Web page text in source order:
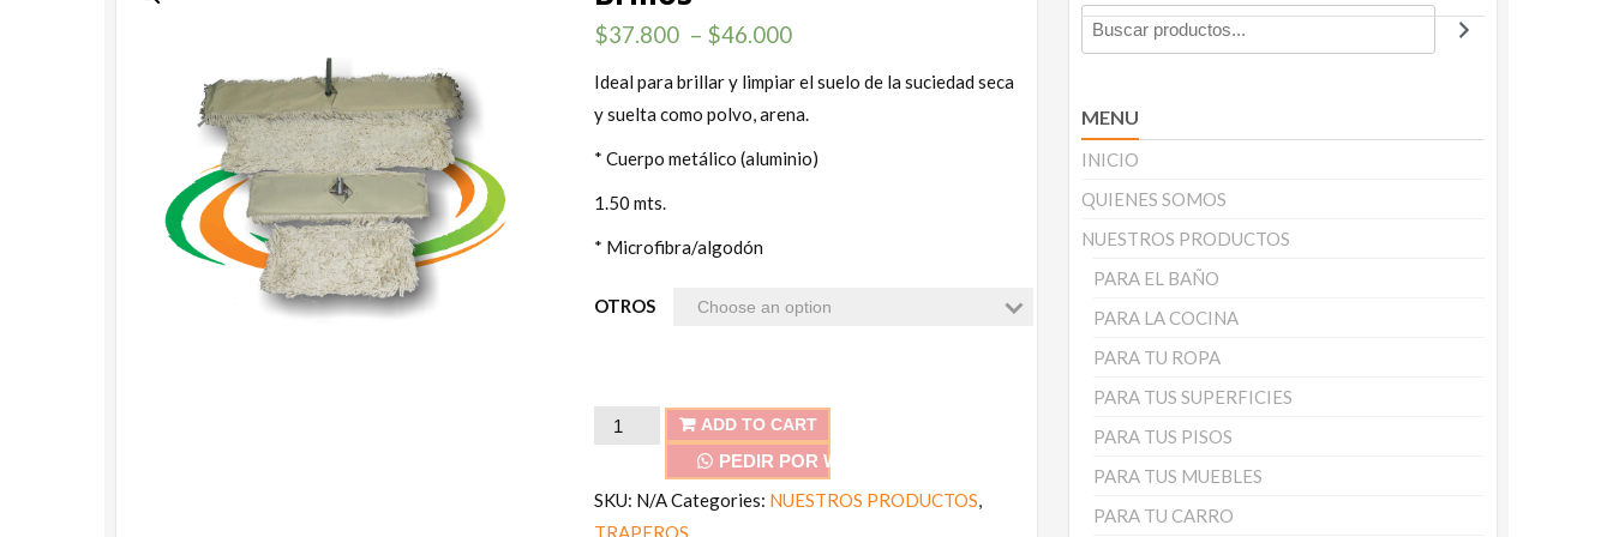
$37.800 – $46.000
Ideal para brillar y limpiar el suelo de la suciedad seca
y suelta como polvo, arena.
* Cuerpo metálico (aluminio)
1.50 mts.
* Microfibra/algodón
OTROS
Brillos
ADD TO CART
PEDIR POR WHATSAPP
SKU: N/ACategories: NUESTROS PRODUCTOS,
TRAPEROS
MENU
INICIO
QUIENES SOMOS
NUESTROS PRODUCTOS
PARA EL BAÑO
PARA LA COCINA
PARA TU ROPA
PARA TUS SUPERFICIES
PARA TUS PISOS
PARA TUS MUEBLES
PARA TU CARRO